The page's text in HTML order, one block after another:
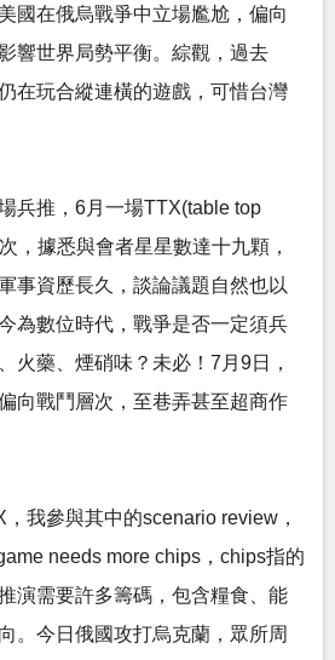
國在俄烏戰爭中立場尷尬，偏向
響世界局勢平衡。綜觀，過去
在玩合縱連橫的遊戲，可惜台灣
兵推，6月一場TTX(table top
，據悉與會者星星數達十九顆，
事資歷長久，談論議題自然也以
為數位時代，戰爭是否一定須兵
火藥、煙硝味？未必！7月9日，
向戰鬥層次，至巷弄甚至超商作
我參與其中的scenario review，
needs more chips，chips指的
演需要許多籌碼，包含糧食、能
。今日俄國攻打烏克蘭，眾所周